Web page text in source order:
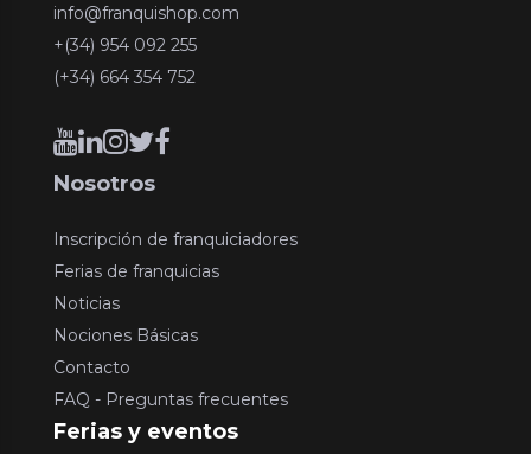
info@franquishop.com
+(34) 954 092 255
(+34) 664 354 752
Nosotros
Inscripción de franquiciadores
Ferias de franquicias
Noticias
Nociones Básicas
Contacto
FAQ - Preguntas frecuentes
Ferias y eventos